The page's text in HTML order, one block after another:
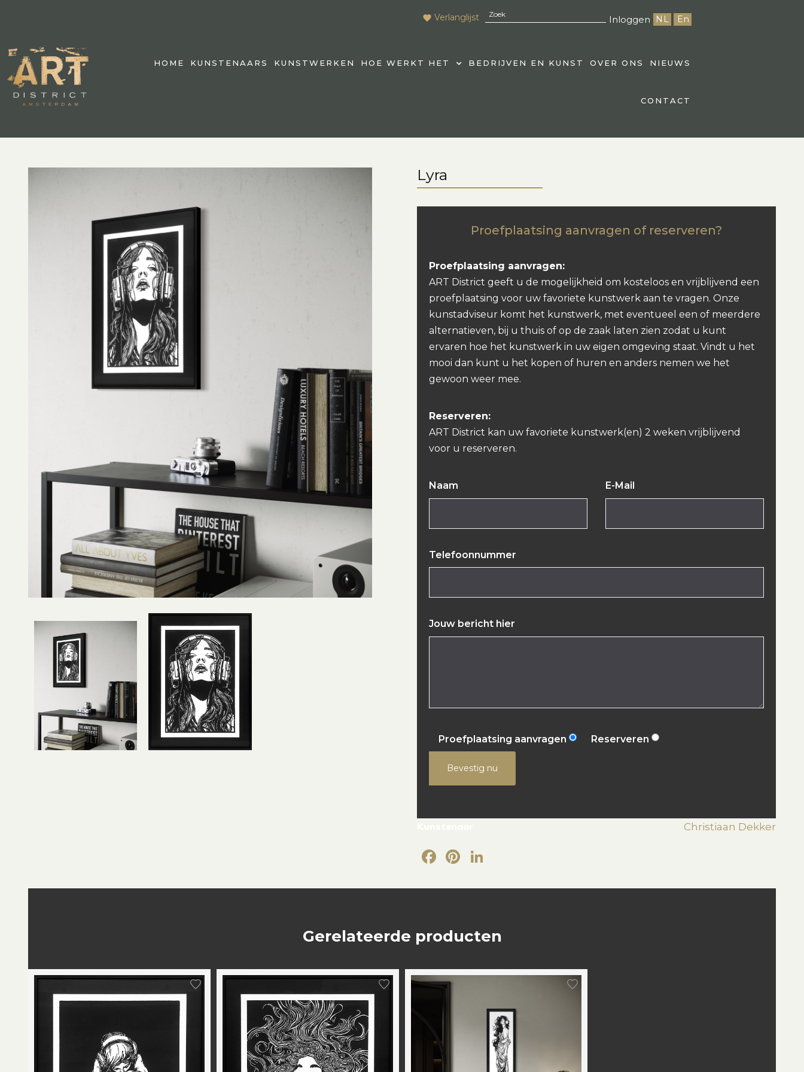
Verlanglijst Inloggen NL En
HOME KUNSTENAARS KUNSTWERKEN HOE WERKT HET BEDRIJVEN EN KUNST OVER ONS NIEUWS
CONTACT
Lyra
Proefplaatsing aanvragen of reserveren?
Proefplaatsing aanvragen:
ART District geeft u de mogelijkheid om kosteloos en vrijblijvend een
proefplaatsing voor uw favoriete kunstwerk aan te vragen. Onze
kunstadviseur komt het kunstwerk, met eventueel een of meerdere
alternatieven, bij u thuis of op de zaak laten zien zodat u kunt
ervaren hoe het kunstwerk in uw eigen omgeving staat. Vindt u het
mooi dan kunt u het kopen of huren en anders nemen we het
gewoon weer mee.
Reserveren:
ART District kan uw favoriete kunstwerk(en) 2 weken vrijblijvend
voor u reserveren.
Naam E-Mail
Telefoonnummer
Jouw bericht hier
Proefplaatsing aanvragen Reserveren
Bevestig nu
Christiaan Dekker
Facebook
Pinterest
Gerelateerde producten